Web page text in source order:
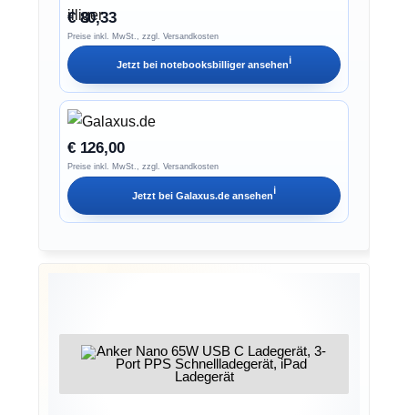
€ 80,33
Preise inkl. MwSt., zzgl. Versandkosten
Jetzt bei notebooksbilligeransehenℹ︎
€ 126,00
Preise inkl. MwSt., zzgl. Versandkosten
Jetzt bei Galaxus.de ansehenℹ︎